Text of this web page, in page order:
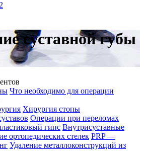
суставной губы
Что необходимо для операции
Хирургия стопы
Операции при переломах
гипс Внутрисуставные
ортопедических стелек PRP —
Удаление металлоконструкций из